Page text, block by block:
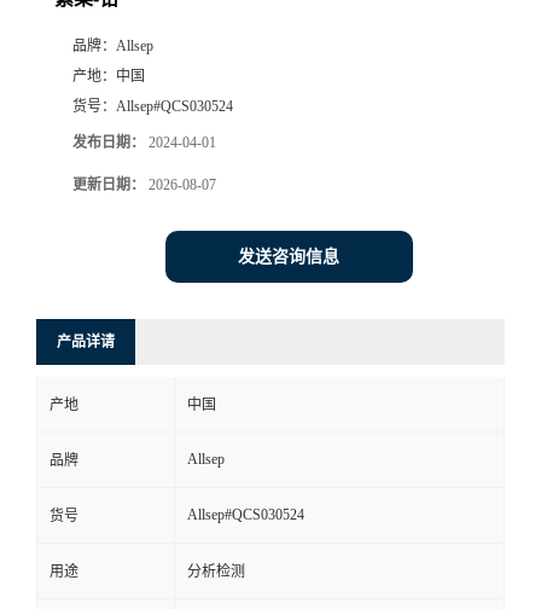
品牌： Allsep
产地： 中国
货号： Allsep#QCS030524
发布日期： 2024-04-01
更新日期： 2026-08-07
发送咨询信息
产品详请
产地 中国
品牌 Allsep
货号 Allsep#QCS030524
用途 分析检测